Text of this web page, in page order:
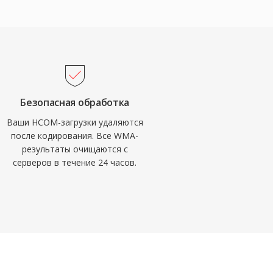
Безопасная обработка
Ваши HCOM-загрузки удаляются
после кодирования. Все WMA-
результаты очищаются с
серверов в течение 24 часов.